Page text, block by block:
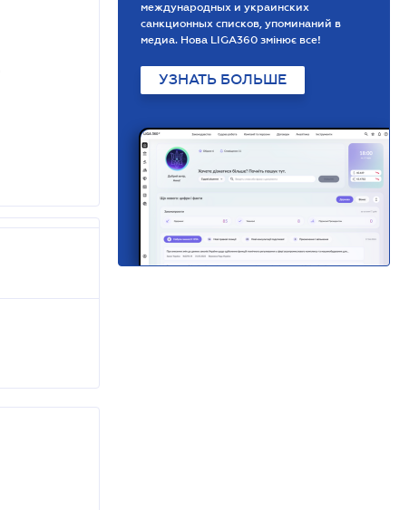
международных и украинских
санкционных списков, упоминаний в
медиа. Нова LIGA360 змінює все!
УЗНАТЬ БОЛЬШЕ